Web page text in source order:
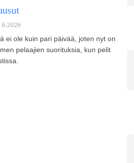
ei ole kuin pari päivää, joten nyt on
pelaajien suorituksia, kun pelit